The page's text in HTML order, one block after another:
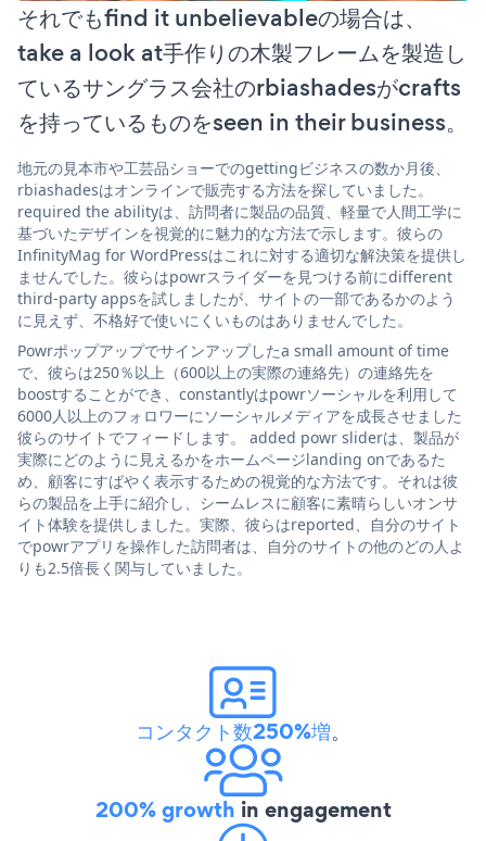
それでもfind it unbelievableの場合は、
take a look at手作りの木製フレームを製造し
ているサングラス会社のrbiashadesがcrafts
を持っているものをseen in their business。
地元の見本市や工芸品ショーでのgettingビジネスの数か月後、
rbiashadesはオンラインで販売する方法を探していました。
required the abilityは、訪問者に製品の品質、軽量で人間工学に
基づいたデザインを視覚的に魅力的な方法で示します。彼らの
InfinityMag for WordPressはこれに対する適切な解決策を提供し
ませんでした。彼らはpowrスライダーを見つける前にdifferent
third-party appsを試しましたが、サイトの一部であるかのよう
に見えず、不格好で使いにくいものはありませんでした。
Powrポップアップでサインアップしたa small amount of time
で、彼らは250％以上（600以上の実際の連絡先）の連絡先を
boostすることができ、constantlyはpowrソーシャルを利用して
6000人以上のフォロワーにソーシャルメディアを成長させました
彼らのサイトでフィードします。 added powr sliderは、製品が
実際にどのように見えるかをホームページlanding onであるた
め、顧客にすばやく表示するための視覚的な方法です。それは彼
らの製品を上手に紹介し、シームレスに顧客に素晴らしいオンサ
イト体験を提供しました。実際、彼らはreported、自分のサイト
でpowrアプリを操作した訪問者は、自分のサイトの他のどの人よ
りも2.5倍長く関与していました。
コンタクト数250%増。
200% growth in engagement